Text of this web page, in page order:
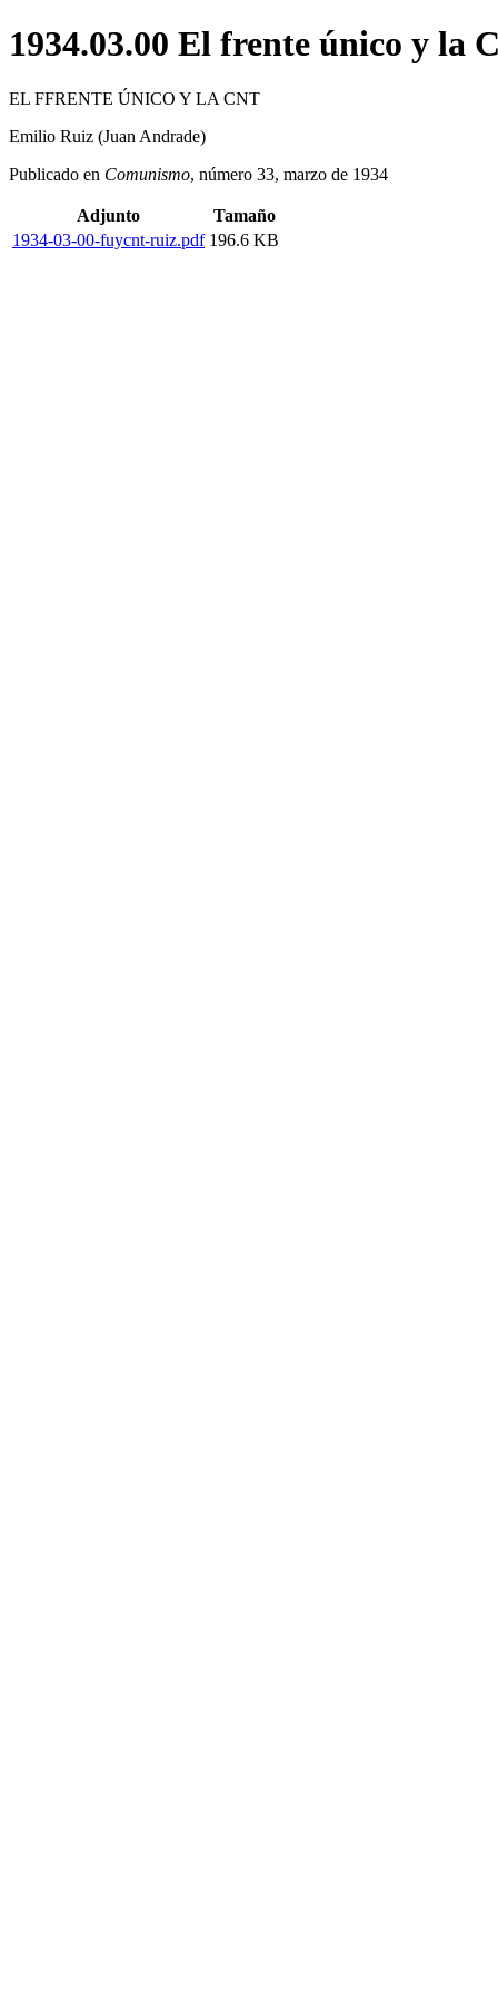
1934.03.00 El frente único y la
EL FFRENTE ÚNICO Y LA CNT
Emilio Ruiz (Juan Andrade)
Publicado en Comunismo, número 33, marzo de 1934
Adjunto
Tamaño
1934-03-00-fuycnt-ruiz.pdf 196.6 KB